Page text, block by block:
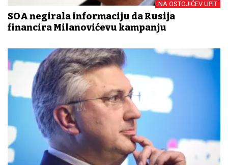
NA OSTOJIĆEV UPIT
SOA negirala informaciju da Rusija
financira Milanovićevu kampanju